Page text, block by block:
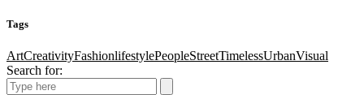
Tags
ArtCreativityFashionlifestylePeopleStreetTimelessUrbanVisual
Search for: